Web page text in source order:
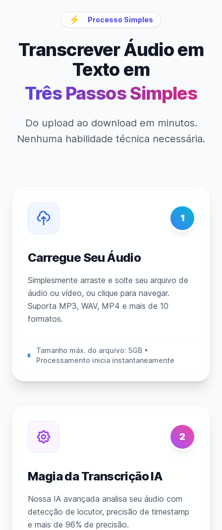
⚡ Processo Simples
Transcrever Áudio em
Texto em
Três Passos Simples
Do upload ao download em minutos.
Nenhuma habilidade técnica necessária.
1
Carregue Seu Áudio
Simplesmente arraste e solte seu arquivo de
áudio ou vídeo, ou clique para navegar.
Suporta MP3, WAV, MP4 e mais de 10
formatos.
Tamanho máx. do arquivo: 5GB •
Processamento inicia instantaneamente
2
Magia da Transcrição IA
Nossa IA avançada analisa seu áudio com
detecção de locutor, precisão de timestamp
e mais de 96% de precisão.